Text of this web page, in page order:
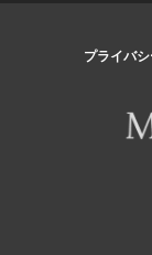
プライバ